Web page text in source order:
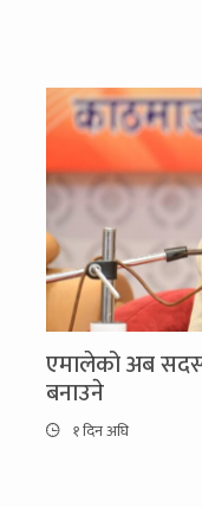
एमालेको अब
बनाउने
१ दिन अघि